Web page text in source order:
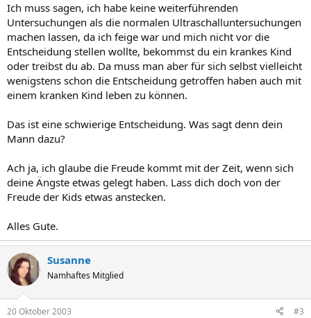
Ich muss sagen, ich habe keine weiterführenden
Untersuchungen als die normalen Ultraschalluntersuchungen
machen lassen, da ich feige war und mich nicht vor die
Entscheidung stellen wollte, bekommst du ein krankes Kind
oder treibst du ab. Da muss man aber für sich selbst vielleicht
wenigstens schon die Entscheidung getroffen haben auch mit
einem kranken Kind leben zu können.
Das ist eine schwierige Entscheidung. Was sagt denn dein
Mann dazu?
Ach ja, ich glaube die Freude kommt mit der Zeit, wenn sich
deine Ängste etwas gelegt haben. Lass dich doch von der
Freude der Kids etwas anstecken.
Alles Gute.
Susanne
Namhaftes Mitglied
20 Oktober 2003 #3